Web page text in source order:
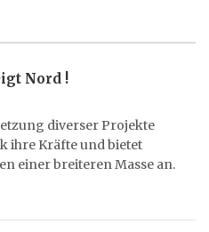
Nord !
diverser Projekte
ihre Kräfte und bietet
einer breiteren Masse an.